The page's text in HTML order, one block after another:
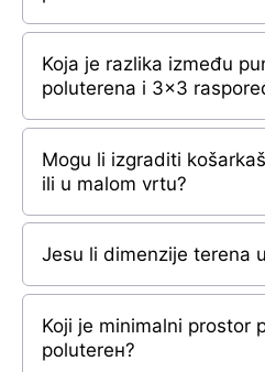
Koja je razlika između
poluterena i 3×3
Mogu li izgraditi
ili u malom vrtu?
Jesu li dimenzije terena
Koji je minimalni prostor
poluterен?